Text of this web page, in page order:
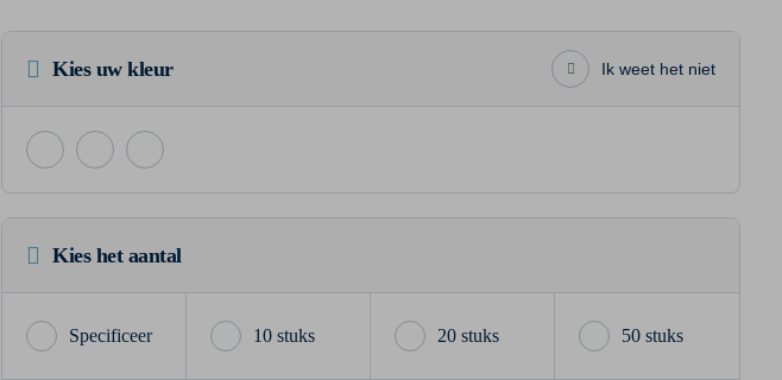
Kies uw kleur Ik weet het niet
Kies het aantal
10 stuks 20 stuks 50 stuks